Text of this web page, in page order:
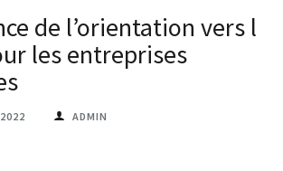
de l’orientation vers le
les entreprises
ADMIN